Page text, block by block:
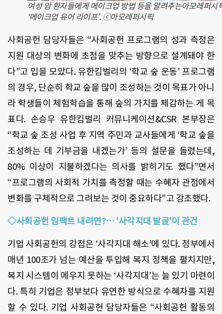
여성 암 환자들에게 메이크업 방법 등을 알려주는아모레퍼시
‘메이크업 유어 라이프’. ⓒ아모레퍼시픽
사회공헌 담당자들은 “사회공헌 프로그램의 성과 측정은
지원 대상의 변화에 초점을 맞추는 방향으로 설계돼야 한
다”고 입을 모았다. 유한킴벌리의 ‘학교 숲 운동’ 프로그램
의 경우, 단순히 학교 숲을 많이 조성하는 것이 목표가 아니
라 학생들이 체험학습을 통해 숲의 가치를 체감하는 게 목
표다. 손승우 유한킴벌리 커뮤니케이션&CSR 본부장은
“학교 숲 조성 사업 후 지역 주민과 교사들에게 ‘학교 숲을
조성하는 데 기부금을 내겠는가’ 등의 설문을 돌렸는데,
80% 이상이 지불하겠다는 의사를 밝히기도 했다”면서
“프로그램의 사회적 가치를 측정할 때는 수혜자 관점에서
변화를 구체적으로 그려보는 것이 중요하다”고 강조했다.
◇사회공헌 임팩트 내려면?… ‘사각지대 발굴’이 관건
기업 사회공헌의 강점은 ‘사각지대 해소’에 있다. 정부에서
매년 100조가 넘는 예산을 투입해 복지 정책을 펼치지만,
복지 시스템이 메우지 못하는 ‘사각지대’는 늘 있기 마련이
다. 특히 기업은 정부보다 유연한 방식으로 수혜자를 지원
할 수 있다. 기업 사회공헌 담당자들은 “사회공헌 활동의